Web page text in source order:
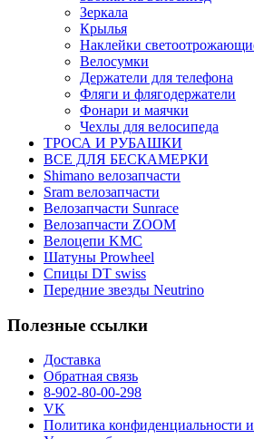
Зеркала
Крылья
Наклейки
Велосумки
Держатели для телефона
Фляги и флягодержатели
Фонари и маячки
Чехлы для велосипеда
ТРОСА И РУБАШКИ
ВСЕ ДЛЯ БЕСКАМЕРКИ
Shimano велозапчасти
Sram велозапчасти
Велозапчасти Sunrace
Велозапчасти ZOOM
Велоцепи KMC
Шатуны Prowheel
Спицы DT swiss
Передние звезды Neutrino
Полезные ссылки
Доставка
Обратная связь
8-902-80-00-298
VK
Политика конфиденциальности